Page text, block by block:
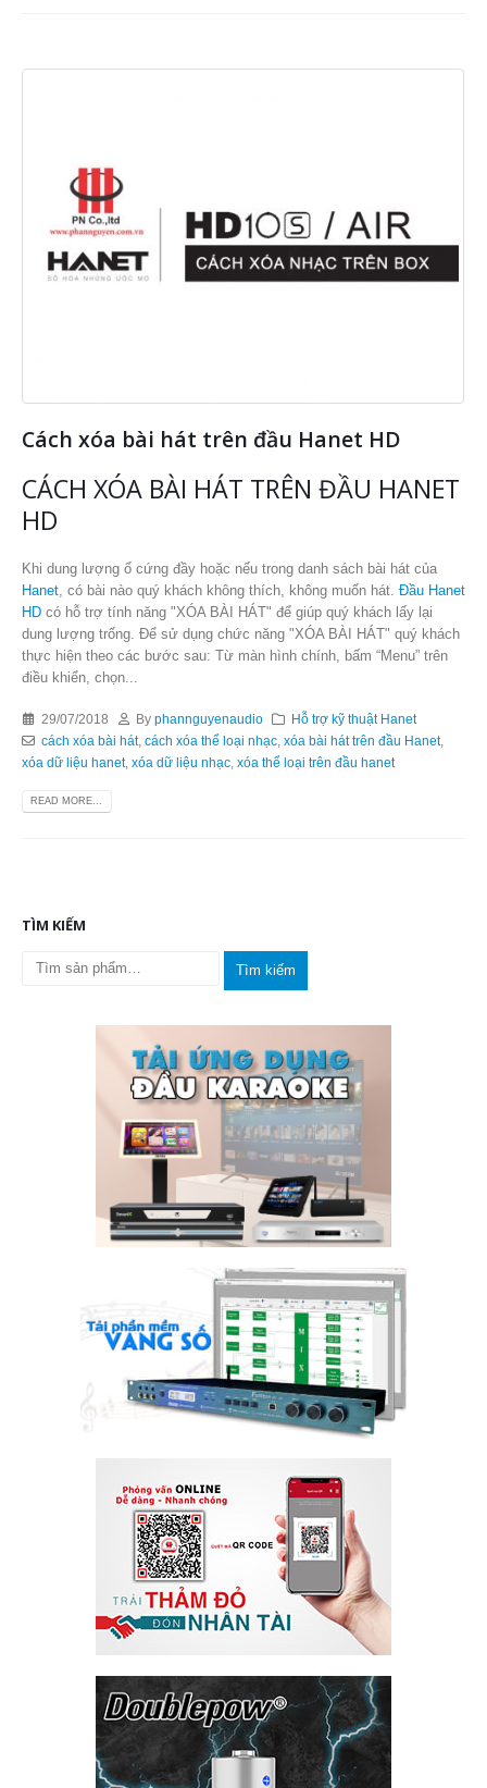
Cách xóa bài hát trên đầu Hanet HD
CÁCH XÓA BÀI HÁT TRÊN ĐẦU HANET
HD
Khi dung lượng ổ cứng đầy hoặc nếu trong danh sách bài hát của
Hanet , có bài nào quý khách không thích, không muốn hát. Đầu Hanet
HD có hỗ trợ tính năng "XÓA BÀI HÁT" để giúp quý khách lấy lại
dung lượng trống. Để sử dụng chức năng "XÓA BÀI HÁT" quý khách
thực hiện theo các bước sau: Từ màn hình chính, bấm “Menu” trên
điều khiển, chọn...
29/07/2018 Byphannguyenaudio
Hỗ trợ kỹ thuật Hanet
cách xóa bài hát, cách xóa thể loại nhạc, xóa bài hát trên đầu Hanet,
xóa dữ liệu hanet, xóa dữ liệu nhạc xóa thể loại trên đầu hanet
READ MORE...
TÌM KIẾM
Tìm kiếm